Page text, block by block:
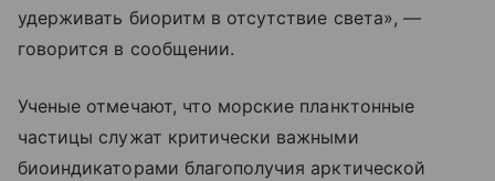
удерживать биоритм в отсутствие света», —
говорится в сообщении.
Ученые отмечают, что морские планктонные
частицы служат критически важными
биоиндикаторами благополучия арктической